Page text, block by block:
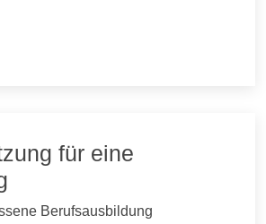
für eine
Berufsausbildung